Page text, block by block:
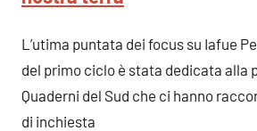
L’utima puntata dei focus su Iafue
del primo ciclo è stata dedicata alla
Quaderni del Sud che ci hanno
di inchiesta